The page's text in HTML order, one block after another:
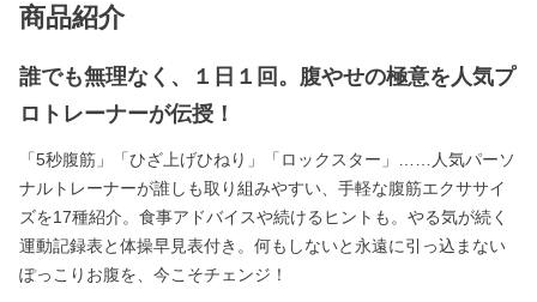
商品紹介
誰でも無理なく、１日１回。腹やせの極意を人気プ
ロトレーナーが伝授！
「5秒腹筋」「ひざ上げひねり」「ロックスター」……人気パーソ
ナルトレーナーが誰しも取り組みやすい、手軽な腹筋エクササイ
ズを17種紹介。食事アドバイスや続けるヒントも。やる気が続く
運動記録表と体操早見表付き。何もしないと永遠に引っ込まない
ぽっこりお腹を、今こそチェンジ！